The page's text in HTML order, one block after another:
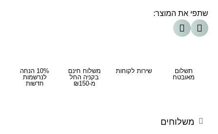
שתפי את המוצר:
תשלום
מאובטח
שירות לקוחות
משלוח חינם
בקניה החל
מ-₪150
10% הנחה
לנרשמות
חדשות
משלוחים